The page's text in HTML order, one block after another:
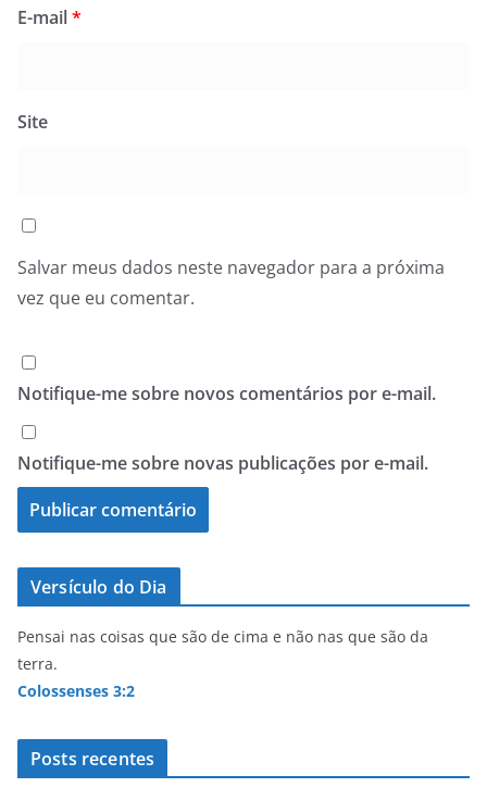
E-mail*
Site
Salvar meus dados neste navegador para a próxima
vez que eu comentar.
Notifique-me sobre novos comentários por e-mail.
Notifique-me sobre novas publicações por e-mail.
Versículo do Dia
Pensai nas coisas que são de cima e não nas que são da
terra.
Colossenses 3:2
Posts recentes